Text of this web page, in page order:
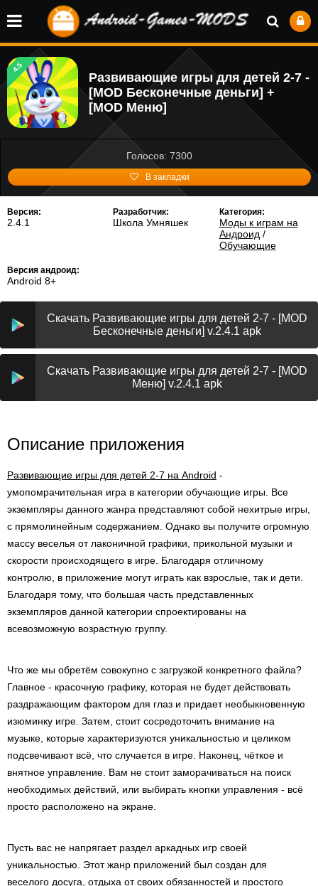
4.5
Развивающие игры для детей 2-7 -
[MOD Бесконечные деньги] +
[MOD Меню]
Голосов: 7300
В закладки
Версия:
2.4.1
Разработчик:
Школа Умняшек
Категория:
Моды к играм на
Андроид /
Обучающие
Версия андроид:
Android 8+
Скачать Развивающие игры для детей 2-7 - [MOD
Бесконечные деньги] v.2.4.1 apk
Скачать Развивающие игры для детей 2-7 - [MOD
Меню] v.2.4.1 apk
Описание приложения
Развивающие игры для детей 2-7 на Android -
умопомрачительная игра в категории обучающие игры. Все
экземпляры данного жанра представляют собой нехитрые игры,
с прямолинейным содержанием. Однако вы получите огромную
массу веселья от лаконичной графики, прикольной музыки и
скорости происходящего в игре. Благодаря отличному
контролю, в приложение могут играть как взрослые, так и дети.
Благодаря тому, что большая часть представленных
экземпляров данной категории спроектированы на
всевозможную возрастную группу.
Что же мы обретём совокупно с загрузкой конкретного файла?
Главное - красочную графику, которая не будет действовать
раздражающим фактором для глаз и придает необыкновенную
изюминку игре. Затем, стоит сосредоточить внимание на
музыке, которые характеризуются уникальностью и целиком
подсвечивают всё, что случается в игре. Наконец, чёткое и
внятное управление. Вам не стоит заморачиваться на поиск
необходимых действий, или выбирать кнопки управления - всё
просто расположено на экране.
Пусть вас не напрягает раздел аркадных игр своей
уникальностью. Этот жанр приложений был создан для
веселого досуга, отдыха от своих обязанностей и простого